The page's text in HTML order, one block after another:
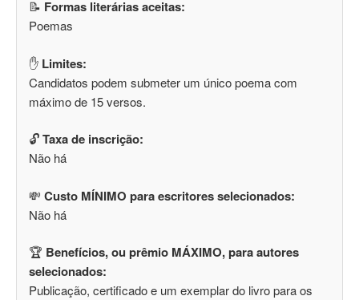
📝 Formas literárias aceitas:
Poemas
✋ Limites:
Candidatos podem submeter um único poema com
máximo de 15 versos.
🔓Taxa de inscrição:
Não há
💸 Custo MÍNIMO para escritores selecionados:
Não há
🏆 Benefícios, ou prêmio MÁXIMO, para autores
selecionados:
Publicação, certificado e um exemplar do livro para os